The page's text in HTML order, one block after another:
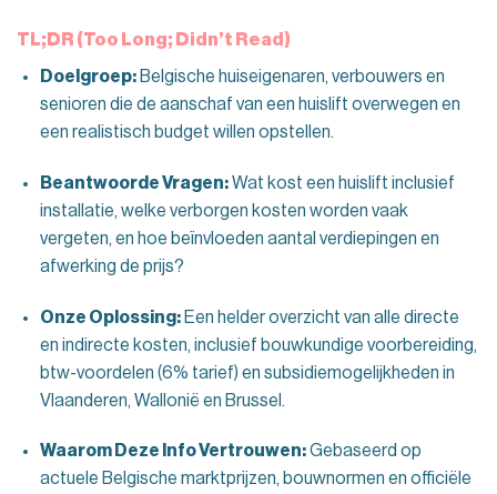
TL;DR (Too Long; Didn’t Read)
Doelgroep:Belgische huiseigenaren, verbouwers en
senioren die de aanschaf van een huislift overwegen en
een realistisch budget willen opstellen.
Beantwoorde Vragen:Wat kost een huislift inclusief
installatie, welke verborgen kosten worden vaak
vergeten, en hoe beïnvloeden aantal verdiepingen en
afwerking de prijs?
Onze Oplossing:Een helder overzicht van alle directe
en indirecte kosten, inclusief bouwkundige voorbereiding,
btw-voordelen (6% tarief) en subsidiemogelijkheden in
Vlaanderen, Wallonië en Brussel.
Waarom Deze Info Vertrouwen:Gebaseerd op
actuele Belgische marktprijzen, bouwnormen en officiële